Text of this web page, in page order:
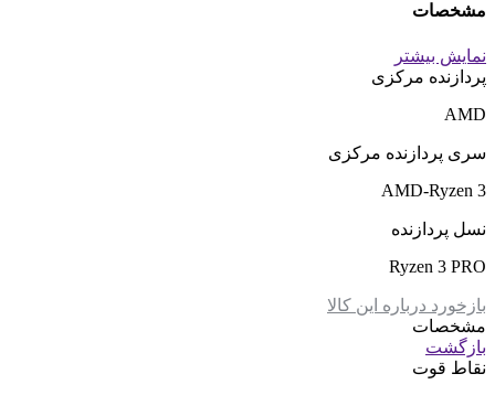
مشخصات
نمایش بیشتر
پردازنده مرکزی
AMD
سری پردازنده مرکزی
AMD-Ryzen 3
نسل پردازنده
Ryzen 3 PRO
بازخورد درباره این کالا
مشخصات
بازگشت
نقاط قوت